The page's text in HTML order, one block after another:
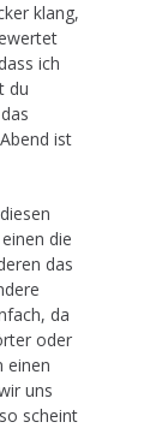
klang,
ich
du
ist
die
das
da
oder
einen
uns
scheint